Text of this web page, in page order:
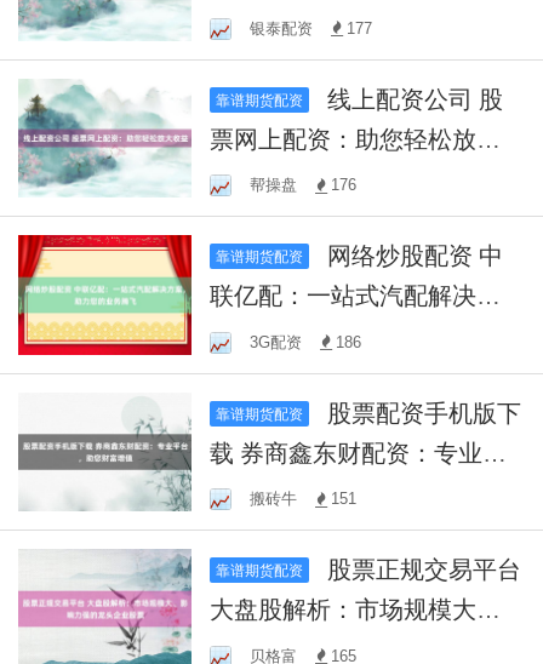
力投资者高效决策，把握股
市机遇
银泰配资 177
靠谱期货配资
线上配资公司 股
票网上配资：助您轻松放大
收益帮操盘 176
靠谱期货配资
联亿配：一站式汽配解决方
案，助力您的业务腾飞
3G配资 186
靠谱期货配资
载 券商鑫东财配资：专业平
台，助您财富增值
搬砖牛 151
靠谱期货配资
大盘股解析：市场规模大、
影响力强的龙头企业股票
贝格富 165